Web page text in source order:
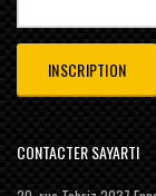
CONTACTER SAYARTI